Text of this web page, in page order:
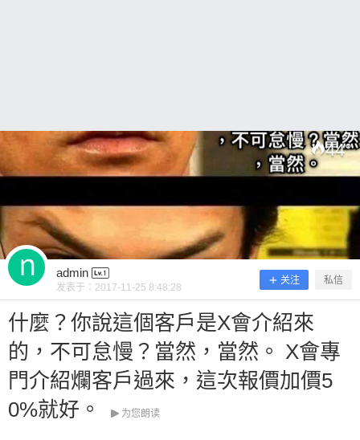
44°
admin
发表于： 2017-11-25 8:48:28
关注 私信
什麼？你說這個客戶是X會介紹來
的，不可怠慢？當然，當然。 X會專
門介紹爛客戶過來，這次報價加價5
0%就好。
为您朗读
扫描二维码继续阅读